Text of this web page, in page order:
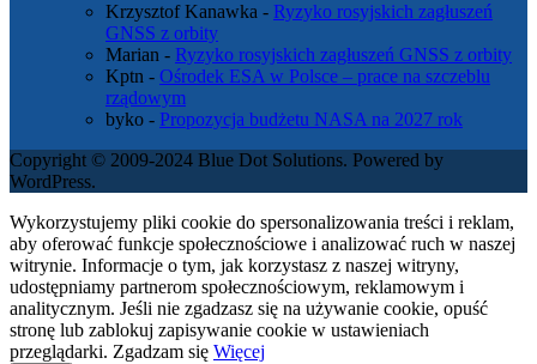
Krzysztof Kanawka - Ryzyko rosyjskich zagłuszeń
GNSS z orbity
Marian - Ryzyko rosyjskich zagłuszeń GNSS z orbity
Kptn - Ośrodek ESA w Polsce – prace na szczeblu
rządowym
byko - Propozycja budżetu NASA na 2027 rok
Copyright © 2009-2024 Blue Dot Solutions. Powered by
WordPress.
Wykorzystujemy pliki cookie do spersonalizowania treści i reklam,
aby oferować funkcje społecznościowe i analizować ruch w naszej
witrynie. Informacje o tym, jak korzystasz z naszej witryny,
udostępniamy partnerom społecznościowym, reklamowym i
analitycznym. Jeśli nie zgadzasz się na używanie cookie, opuść
stronę lub zablokuj zapisywanie cookie w ustawieniach
przeglądarki. Zgadzam się Więcej